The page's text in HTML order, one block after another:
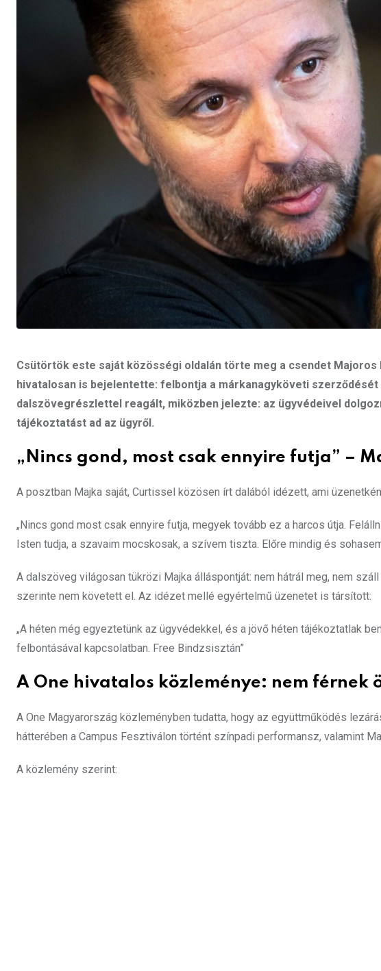
Csütörtök este saját közösségi oldalán törte meg a csendet Majoros
hivatalosan is bejelentette: felbontja a márkanagyköveti
dalszövegrészlettel reagált, miközben jelezte: az ügyvédeivel
tájékoztatást ad az ügyről.
„Nincs gond, most csak ennyire futja” –
A posztban Majka saját, Curtissel közösen írt dalából idézett, ami
„Nincs gond most csak ennyire futja, megyek tovább ez a harcos útja.
Isten tudja, a szavaim mocskosak, a szívem tiszta. Előre mindig és
A dalszöveg világosan tükrözi Majka álláspontját: nem hátrál meg, nem
szerinte nem követett el. Az idézet mellé egyértelmű üzenetet is társított:
„A héten még egyeztetünk az ügyvédekkel, és a jövő héten tájékoztatlak
felbontásával kapcsolatban. Free Bindzsisztán”
A One hivatalos közleménye: nem férnek
A One Magyarország közleményben tudatta, hogy az együttműködés
hátterében a Campus Fesztiválon történt színpadi performansz, valamint
A közlemény szerint: